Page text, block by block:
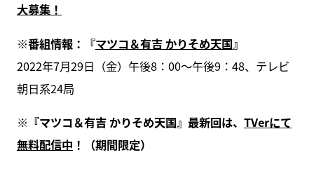
大募集！
※番組情報：『マツコ＆有吉 かりそめ天国』
2022年7月29日（金）午後8：00～午後9：48、テレビ
朝日系24局
※『マツコ＆有吉 かりそめ天国』最新回は、 TVerにて
無料配信中 ！（期間限定）